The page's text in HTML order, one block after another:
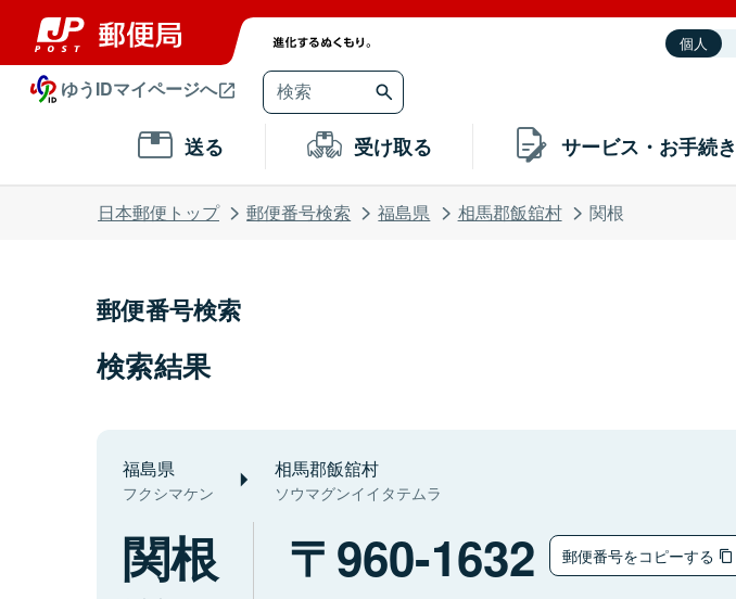
個人
ゆうIDマイページへ
送る 受け取る サービス・お手続き
日本郵便トップ 郵便番号検索 福島県 相馬郡飯舘村 関根
郵便番号検索
検索結果
福島県
フクシマケン
相馬郡飯舘村
ソウマグンイイタテムラ
関根 960-1632 郵便番号をコピーする